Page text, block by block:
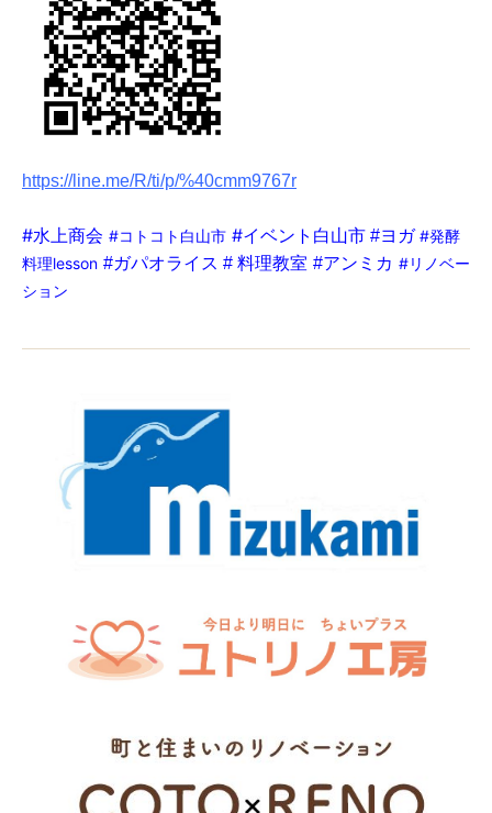
https://line.me/R/ti/p/%40cmm9767r
#水上商会 #コトコト白山市 #イベント白山市 #ヨガ #発酵
料理lesson #ガパオライス # 料理教室 #アンミカ #リノベー
ション